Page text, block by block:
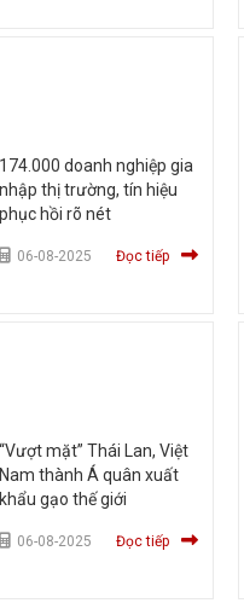
174.000 doanh nghiệp gia
nhập thị trường, tín hiệu
phục hồi rõ nét
06-08-2025 Đọc tiếp
“Vượt mặt” Thái Lan, Việt
Nam thành Á quân xuất
khẩu gạo thế giới
06-08-2025 Đọc tiếp